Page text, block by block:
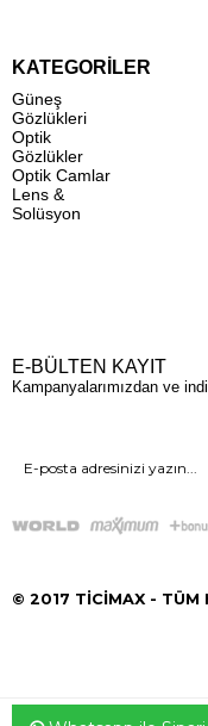
KATEGORİLER
Güneş
Gözlükleri
Optik
Gözlükler
Optik Camlar
Lens &
Solüsyon
E-BÜLTEN KAYIT
Kampanyalarımızdan ve
© 2017 TİCİMAX - TÜM